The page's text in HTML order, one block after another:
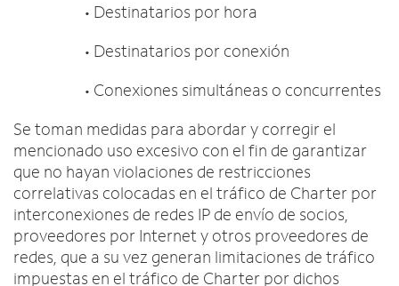
• Destinatarios por hora
• Destinatarios por conexión
• Conexiones simultáneas o concurrentes
Se toman medidas para abordar y corregir el
mencionado uso excesivo con el fin de garantizar
que no hayan violaciones de restricciones
correlativas colocadas en el tráfico de Charter por
interconexiones de redes IP de envío de socios,
proveedores por Internet y otros proveedores de
redes, que a su vez generan limitaciones de tráfico
impuestas en el tráfico de Charter por dichos